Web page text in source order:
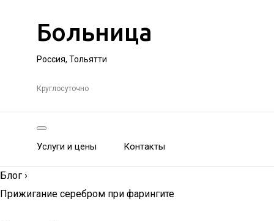
Больница
Россия, Тольятти
Круглосуточно
Услуги и цены Контакты
Блог ›
Прижигание серебром при фарингите